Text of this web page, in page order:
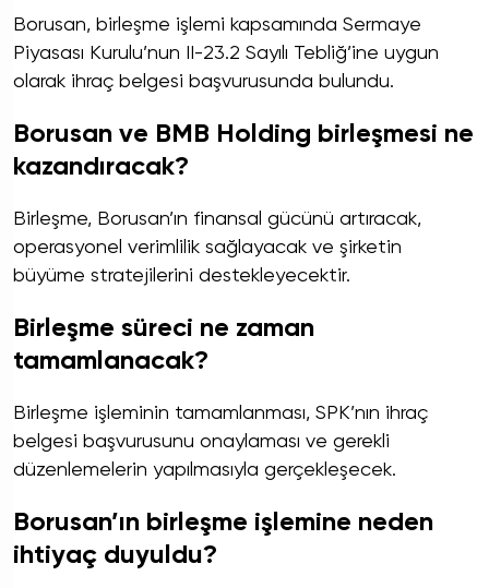
Borusan, birleşme işlemi kapsamında Sermaye
Piyasası Kurulu’nun II-23.2 Sayılı Tebliğ’ine uygun
olarak ihraç belgesi başvurusunda bulundu.
Borusan ve BMB Holding birleşmesi ne
kazandıracak?
Birleşme, Borusan’ın finansal gücünü artıracak,
operasyonel verimlilik sağlayacak ve şirketin
büyüme stratejilerini destekleyecektir.
Birleşme süreci ne zaman
tamamlanacak?
Birleşme işleminin tamamlanması, SPK’nın ihraç
belgesi başvurusunu onaylaması ve gerekli
düzenlemelerin yapılmasıyla gerçekleşecek.
Borusan’ın birleşme işlemine neden
ihtiyaç duyuldu?